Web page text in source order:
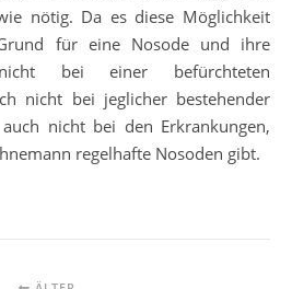
nötig. Da es diese Möglichkeit
für eine Nosode und ihre
bei einer befürchteten
nicht bei jeglicher bestehender
nicht bei den Erkrankungen,
regelhafte Nosoden gibt.